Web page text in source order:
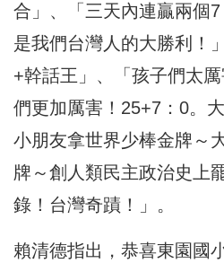
合」、「三天內連贏兩個
是我們台灣人的大勝利！
+幹話王」、「孩子們太
們更加厲害！25+7：0。
小朋友拿世界少棒金牌～
牌～創人類民主政治史上
錄！台灣奇蹟！」。
賴清德指出，恭喜東園國